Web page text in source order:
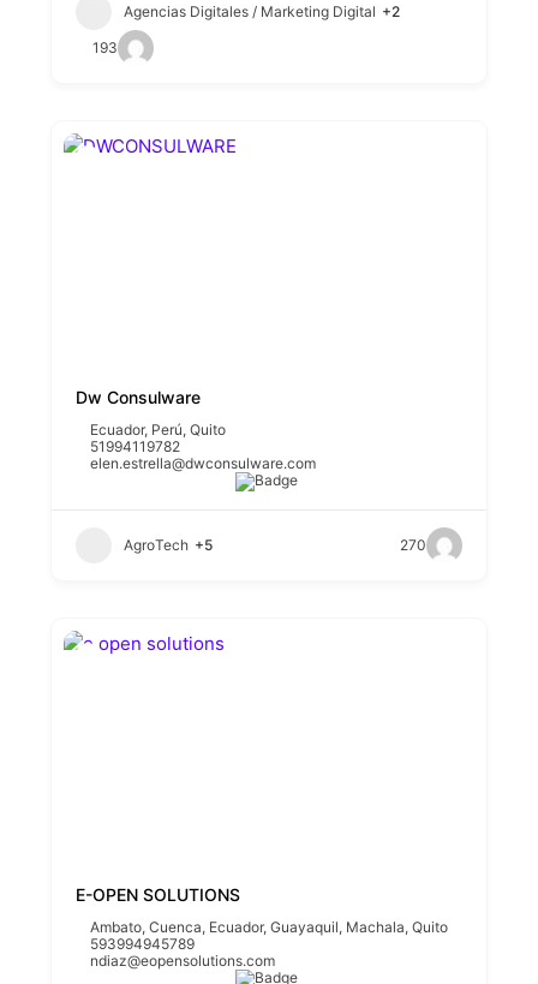
Agencias Digitales / Marketing Digital +2
193
Dw Consulware
Ecuador, Perú,Quito
51994119782
elen.estrella@dwconsulware.com
AgroTech +5 270
E-OPEN SOLUTIONS
Ambato,Cuenca, Ecuador,Guayaquil, Machala,Quito
593994945789
ndiaz@eopensolutions.com